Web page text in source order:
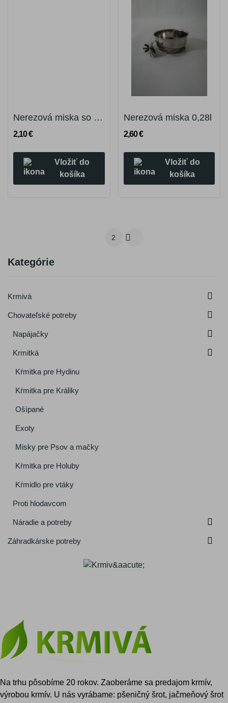
Kategórie
Krmivá 
Chovateľské potreby 
Napájačky 
Krmitká 
Kŕmitka pre Hydinu
Kŕmitka pre Králiky
Ošípané
Exoty
Misky pre Psov a mačky
Kŕmitka pre Holuby
Kŕmidlo pre vtáky
Proti hlodavcom
Náradie a potreby 
Záhradkárske potreby 
Nerezová miska so skrutkou 0,14l
2,10 €
Vložiť do
košíka
Nerezová miska 0,28l
2,60 €
Vložiť do
košíka
2 
Na trhu pôsobíme 20 rokov. Zaoberáme sa predajom krmív,
výrobou krmív. U nás vyrábame: pšeničný šrot, jačmeňový šrot